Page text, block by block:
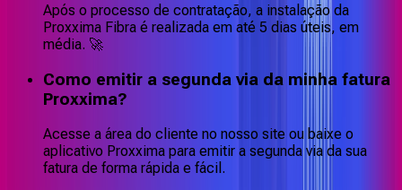
Após o processo de contratação, a instalação da
Proxxima Fibra é realizada em até 5 dias úteis, em
média. 🚀
Como emitir a segunda via da minha fatura
Proxxima?
Acesse a área do cliente no nosso site ou baixe o
aplicativo Proxxima para emitir a segunda via da sua
fatura de forma rápida e fácil.